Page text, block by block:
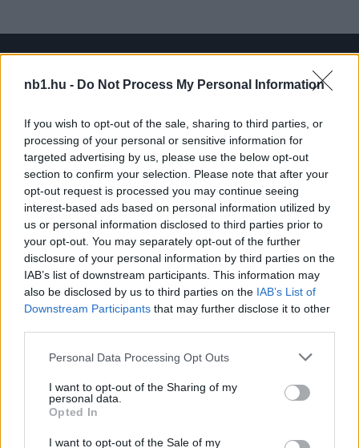
nb1.hu - Do Not Process My Personal Information
If you wish to opt-out of the sale, sharing to third parties, or
processing of your personal or sensitive information for
targeted advertising by us, please use the below opt-out
section to confirm your selection. Please note that after your
opt-out request is processed you may continue seeing
interest-based ads based on personal information utilized by
us or personal information disclosed to third parties prior to
your opt-out. You may separately opt-out of the further
disclosure of your personal information by third parties on the
IAB’s list of downstream participants. This information may
also be disclosed by us to third parties on the IAB’s List of
Downstream Participants that may further disclose it to other
Please note that this website/app uses one or more Google
not limited to your visit or usage behaviour. You may click to
grant or deny consent to Google and its third-party tags to
use your data for below specified purposes in below Google
consent section.
Personal Data Processing Opt Outs
I want to opt-out of the Sharing of my
personal data.
Opted In
I want to opt-out of the Sale of my
Replay UnmuteLoaded:
Remaining
Time
-0:00
Picture-
Megosztás: